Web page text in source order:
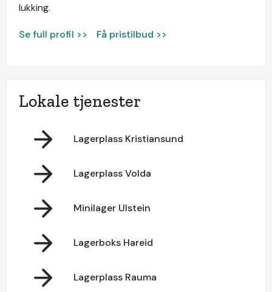
lukking.
Se full profil >> Få pristilbud >>
Lokale tjenester
Lagerplass Kristiansund
Lagerplass Volda
Minilager Ulstein
Lagerboks Hareid
Lagerplass Rauma